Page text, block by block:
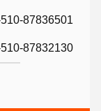
87836501
87832130